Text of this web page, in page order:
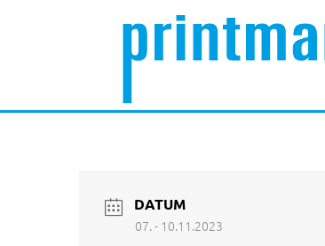
DATUM
07. - 10.11.2023